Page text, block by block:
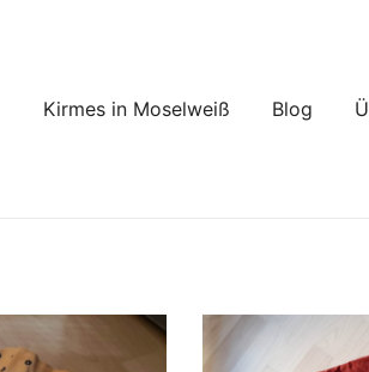
Kirmes in Moselweiß Blog